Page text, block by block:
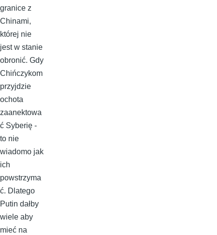
granice z
Chinami,
której nie
jest w stanie
obronić. Gdy
Chińczykom
przyjdzie
ochota
zaanektowa
ć Syberię -
to nie
wiadomo jak
ich
powstrzyma
ć. Dlatego
Putin dałby
wiele aby
mieć na